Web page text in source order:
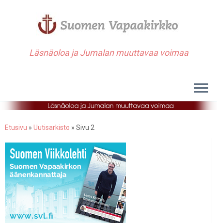
Läsnäoloa ja Jumalan muuttavaa voimaa
Etusivu » Uutisarkisto » Sivu 2